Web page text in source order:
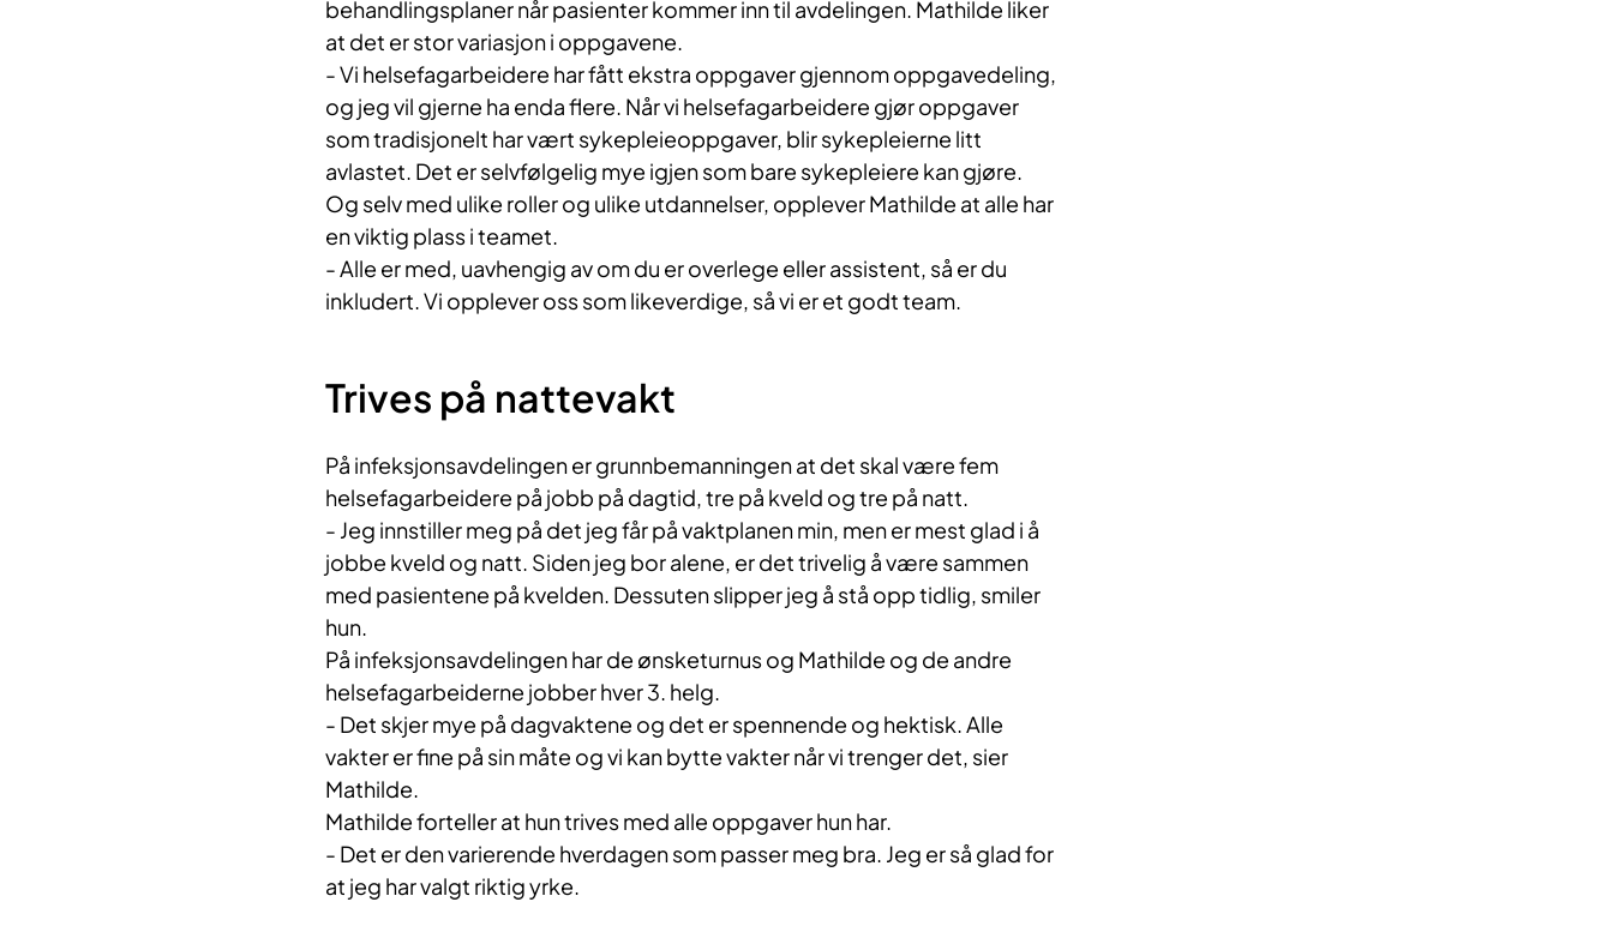
behandlingsplaner når pasienter kommer inn til avdelingen. Mathilde liker
at det er stor variasjon i oppgavene.
- Vi helsefagarbeidere har fått ekstra oppgaver gjennom oppgavedeling,
og jeg vil gjerne ha enda flere. Når vi helsefagarbeidere gjør oppgaver
som tradisjonelt har vært sykepleieoppgaver, blir sykepleierne litt
avlastet. Det er selvfølgelig mye igjen som bare sykepleiere kan gjøre.
Og selv med ulike roller og ulike utdannelser, opplever Mathilde at alle har
en viktig plass i teamet.
- Alle er med, uavhengig av om du er overlege eller assistent, så er du
inkludert. Vi opplever oss som likeverdige, så vi er et godt team.
Trives på nattevakt
På infeksjonsavdelingen er grunnbemanningen at det skal være fem
helsefagarbeidere på jobb på dagtid, tre på kveld og tre på natt.
- Jeg innstiller meg på det jeg får på vaktplanen min, men er mest glad i å
jobbe kveld og natt. Siden jeg bor alene, er det trivelig å være sammen
med pasientene på kvelden. Dessuten slipper jeg å stå opp tidlig, smiler
hun.
På infeksjonsavdelingen har de ønsketurnus og Mathilde og de andre
helsefagarbeiderne jobber hver 3. helg.
- Det skjer mye på dagvaktene og det er spennende og hektisk. Alle
vakter er fine på sin måte og vi kan bytte vakter når vi trenger det, sier
Mathilde.
Mathilde forteller at hun trives med alle oppgaver hun har.
- Det er den varierende hverdagen som passer meg bra. Jeg er så glad for
at jeg har valgt riktig yrke.